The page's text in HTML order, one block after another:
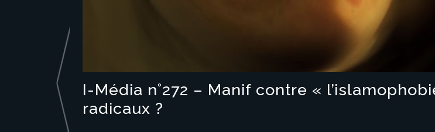
I-Média n°272 – Manif contre «
radicaux ?